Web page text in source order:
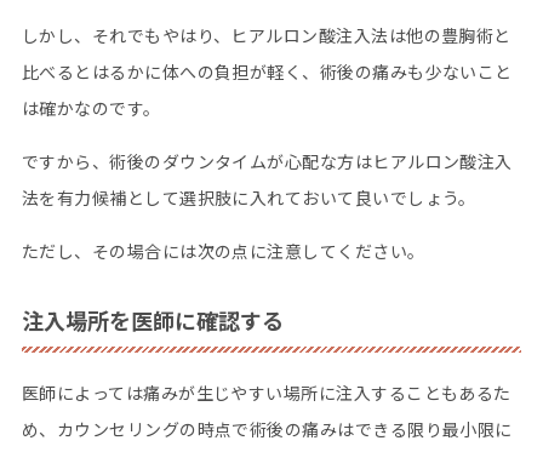
しかし、それでもやはり、ヒアルロン酸注入法は他の豊胸術と
比べるとはるかに体への負担が軽く、術後の痛みも少ないこと
は確かなのです。
ですから、術後のダウンタイムが心配な方はヒアルロン酸注入
法を有力候補として選択肢に入れておいて良いでしょう。
ただし、その場合には次の点に注意してください。
注入場所を医師に確認する
医師によっては痛みが生じやすい場所に注入することもあるた
め、カウンセリングの時点で術後の痛みはできる限り最小限に